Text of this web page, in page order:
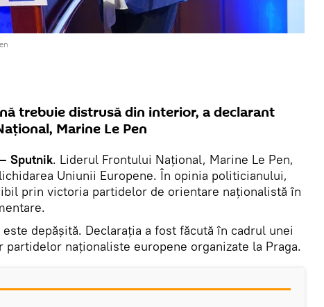
trebuie distrusă din interior, a declarant
Marine Le Pen
Sputnik. Liderul Frontului Național, Marine Le Pen,
Uniunii Europene. În opinia politicianului,
prin victoria partidelor de orientare naționalistă în
este depășită. Declarația a fost făcută în cadrul unei
naționaliste europene organizate la Praga.